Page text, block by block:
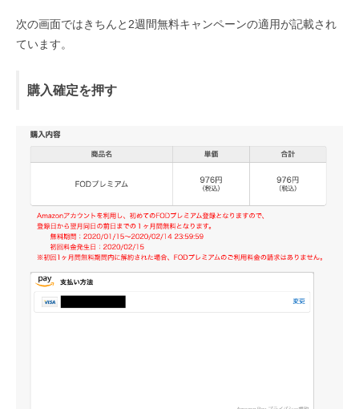
次の画面ではきちんと2週間無料キャンペーンの適用が記載され
ています。
購入確定を押す